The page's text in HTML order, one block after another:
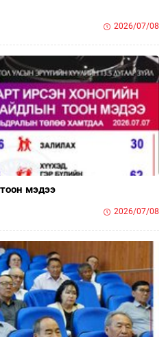
2026/07/08
мэдээ
2026/07/08